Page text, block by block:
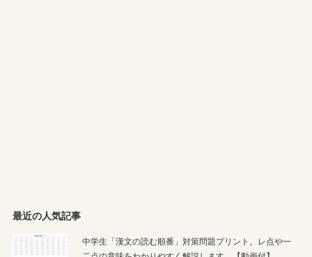
最近の人気記事
中学生「漢文の読む順番」対策問題プリント。レ点や一